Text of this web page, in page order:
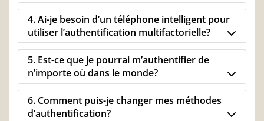
4. Ai-je besoin d’un téléphone intelligent pour
utiliser l’authentification multifactorielle?
5. Est-ce que je pourrai m’authentifier de
n’importe où dans le monde?
6. Comment puis-je changer mes méthodes
d’authentification?